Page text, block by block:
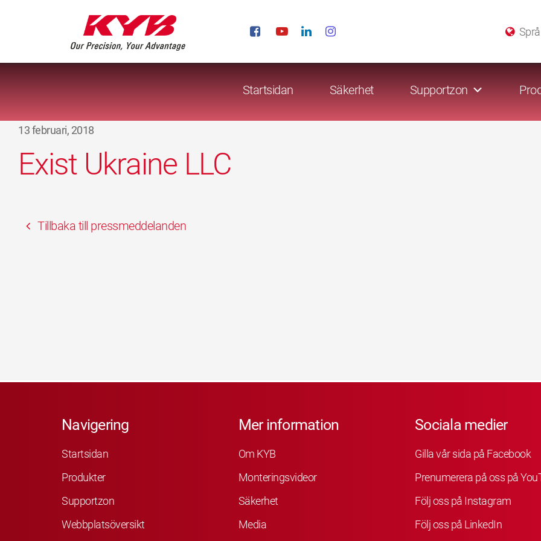
Startsidan Säkerhet Supportzon
13 februari, 2018
Exist Ukraine LLC
Tillbaka till pressmeddelanden
Navigering
Startsidan
Produkter
Supportzon
Webbplatsöversikt
Mer information
Om KYB
Monteringsvideor
Säkerhet
Media
Sociala medier
Gilla vår sida på Facebook
Prenumerera på oss på
Följ oss på Instagram
Följ oss på LinkedIn